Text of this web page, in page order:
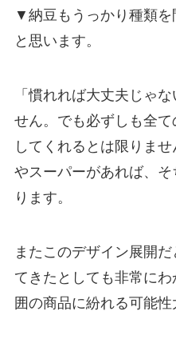
▼納豆もうっかり種類を
と思います。
「慣れれば大丈夫じゃ
せん。でも必ずしも全
してくれるとは限りま
やスーパーがあれば、
ります。
またこのデザイン展開
てきたとしても非常に
囲の商品に紛れる可能性